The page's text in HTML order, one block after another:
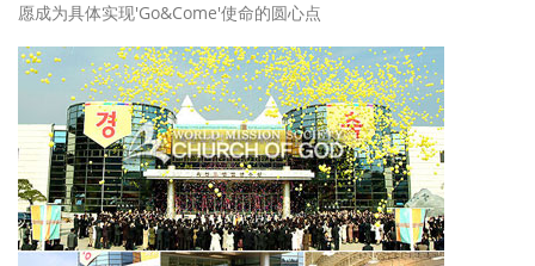
愿成为具体实现'Go&Come'使命的圆心点